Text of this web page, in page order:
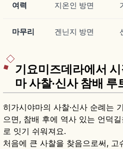
여력 지온인 방면
마무리 겐닌지 방면
기요미즈데라에서
마 사찰·신사 참배 루
히가시야마의 사찰·신사 순례는
으면, 참배 후에 역사 있는 언덕
로 잇기 쉬워져요.
처음에 큰 사찰을 찾음으로써, 고